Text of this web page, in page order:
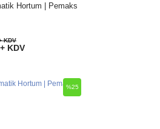
Hortum | Pemaks
KDV
KDV
%25